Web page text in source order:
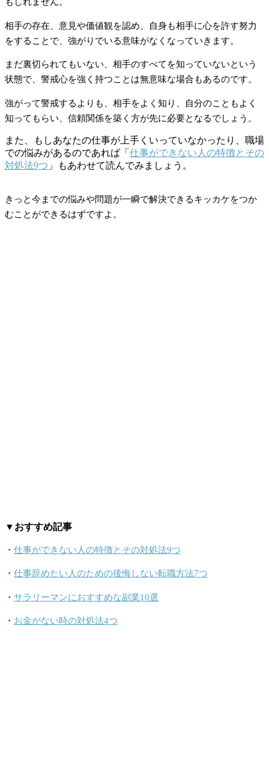
相手の存在、意見や価値観を認め、自身も相手に心を許す努力
をすることで、強がりでいる意味がなくなっていきます。
まだ裏切られてもいない、相手のすべてを知っていないという
状態で、警戒心を強く持つことは無意味な場合もあるのです。
強がって警戒するよりも、相手をよく知り、自分のこともよく
知ってもらい、信頼関係を築く方が先に必要となるでしょう。
また、もしあなたの仕事が上手くいっていなかったり、職場
での悩みがあるのであれば「 仕事ができない人の特徴とその
対処法9つ 」もあわせて読んでみましょう。
きっと今までの悩みや問題が一瞬で解決できるキッカケをつか
むことができるはずですよ。
▼おすすめ記事
・ 仕事ができない人の特徴とその対処法9つ
・ 仕事辞めたい人のための後悔しない転職方法7つ
・ サラリーマンにおすすめな副業10選
・ お金がない時の対処法4つ